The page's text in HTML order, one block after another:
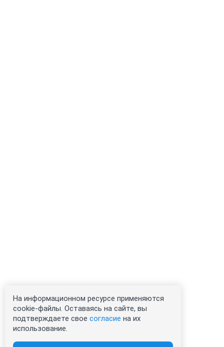
На информационном ресурсе применяются
cookie-файлы. Оставаясь на сайте, вы
подтверждаете свое согласие на их
использование.